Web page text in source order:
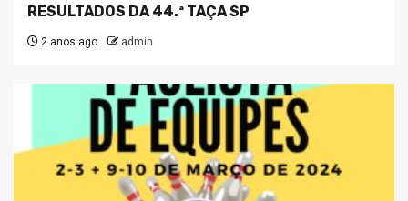
RESULTADOS DA 44.ª TAÇA SP
2 anos ago admin